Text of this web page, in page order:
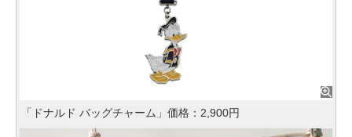
「ドナルド バッグチャーム」価格：2,900円